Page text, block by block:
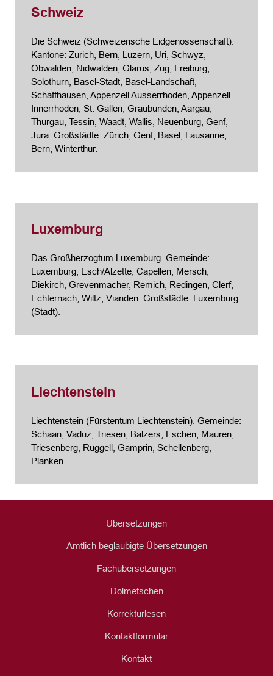
Schweiz
Die Schweiz (Schweizerische Eidgenossenschaft).
Kantone: Zürich, Bern, Luzern, Uri, Schwyz,
Obwalden, Nidwalden, Glarus, Zug, Freiburg,
Solothurn, Basel-Stadt, Basel-Landschaft,
Schaffhausen, Appenzell Ausserrhoden, Appenzell
Innerrhoden, St. Gallen, Graubünden, Aargau,
Thurgau, Tessin, Waadt, Wallis, Neuenburg, Genf,
Jura. Großstädte: Zürich, Genf, Basel, Lausanne,
Bern, Winterthur.
Luxemburg
Das Großherzogtum Luxemburg. Gemeinde:
Luxemburg, Esch/Alzette, Capellen, Mersch,
Diekirch, Grevenmacher, Remich, Redingen, Clerf,
Echternach, Wiltz, Vianden. Großstädte: Luxemburg
(Stadt).
Liechtenstein
Liechtenstein (Fürstentum Liechtenstein). Gemeinde:
Schaan, Vaduz, Triesen, Balzers, Eschen, Mauren,
Triesenberg, Ruggell, Gamprin, Schellenberg,
Planken.
Übersetzungen
Amtlich beglaubigte Übersetzungen
Fachübersetzungen
Dolmetschen
Korrekturlesen
Kontaktformular
Kontakt